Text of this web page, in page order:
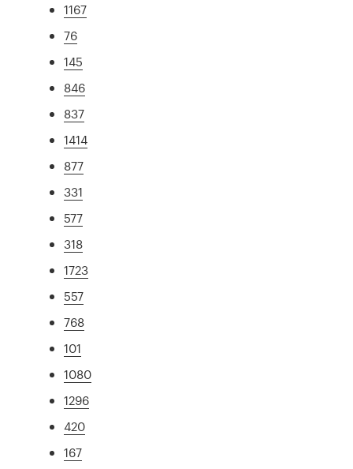
1167
76
145
846
837
1414
877
331
577
318
1723
557
768
101
1080
1296
420
167